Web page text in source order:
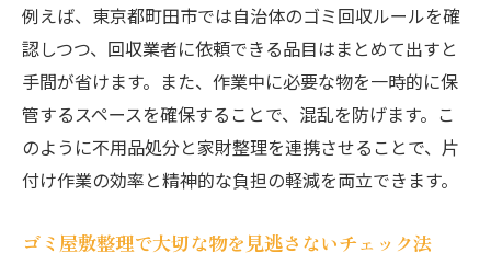
例えば、東京都町田市では自治体のゴミ回収ルールを確
認しつつ、回収業者に依頼できる品目はまとめて出すと
手間が省けます。また、作業中に必要な物を一時的に保
管するスペースを確保することで、混乱を防げます。こ
のように不用品処分と家財整理を連携させることで、片
付け作業の効率と精神的な負担の軽減を両立できます。
ゴミ屋敷整理で大切な物を見逃さないチェック法